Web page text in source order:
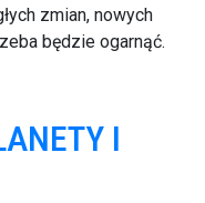
zmian, nowych
będzie ogarnąć.
I